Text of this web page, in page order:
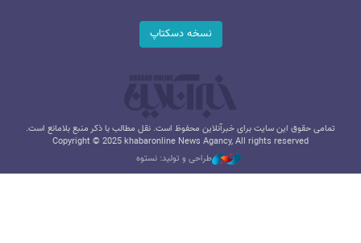
نسخه دسکتاپ
تمامی حقوق این سایت برای خبرآنلاین محفوظ است. نقل مطالب با ذکر منبع بلامانع است.
Copyright © 2025 khabaronline News Agancy, All rights reserved
طراحی و تولید: نستوه